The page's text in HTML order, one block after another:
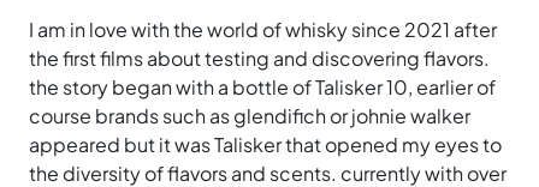
I am in love with the world of whisky since 2021 after
the first films about testing and discovering flavors.
the story began with a bottle of Talisker 10, earlier of
course brands such as glendifich or johnie walker
appeared but it was Talisker that opened my eyes to
the diversity of flavors and scents. currently with over